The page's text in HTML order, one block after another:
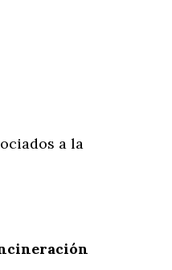
a la